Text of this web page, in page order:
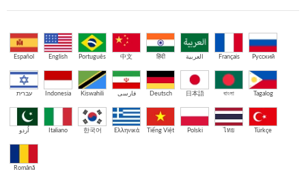
Español English Português 中文 हिंदी العربية Français Русский
עברית Indonesia Kiswahili فارسی Deutsch 日本語 বাংলা Tagalog
اُردو Italiano 한국어 Ελληνικά Tiếng Việt Polski ไทย Türkçe
Română